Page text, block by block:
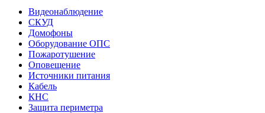
Видеонаблюдение
СКУД
Домофоны
Оборудование ОПС
Пожаротушение
Оповещение
Источники питания
Кабель
КНС
Защита периметра